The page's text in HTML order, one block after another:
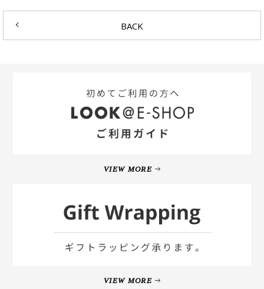
BACK
VIEW MORE
VIEW MORE